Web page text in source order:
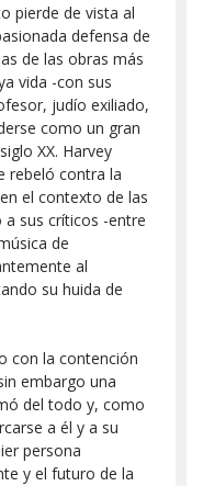
pierde de vista al
defensa de
de las obras más
vida -con sus
judío exiliado,
como un gran
XX. Harvey
rebeló contra la
el contexto de las
sus críticos -entre
de
al
su huida de
con la contención
embargo una
del todo y, como
a él y a su
persona
y el futuro de la